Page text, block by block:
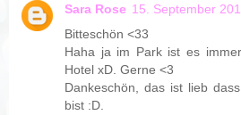
Sara Rose 15. September
Bitteschön <33
Haha ja im Park ist es
Hotel xD. Gerne <3
Dankeschön, das ist lieb
bist :D.